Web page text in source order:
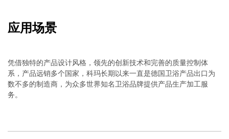
应用场景
凭借独特的产品设计风格，领先的创新技术和完善的质量控制体
系，产品远销多个国家，科玛长期以来一直是德国卫浴产品出口为
数不多的制造商，为众多世界知名卫浴品牌提供产品生产加工服
务。